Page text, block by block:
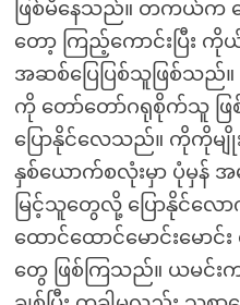
ဖြစ်မိနေသည်။ တကယ်က က
တော့ ကြည့်ကောင်းပြီး
အဆစ်ပြေပြစ်သူဖြစ်သည်
ကို တော်တော်ဂရုစိုက်သူ ဖြ
ပြောနိုင်လေသည်။ ကိုကိုမျို
နှစ်ယောက်စလုံးမှာ ပုံမှန် အမ
မြင့်သူတွေလို့ ပြောနိုင်လေ
ထောင်ထောင်မောင်းမေ
တွေ ဖြစ်ကြသည်။ ယမင်